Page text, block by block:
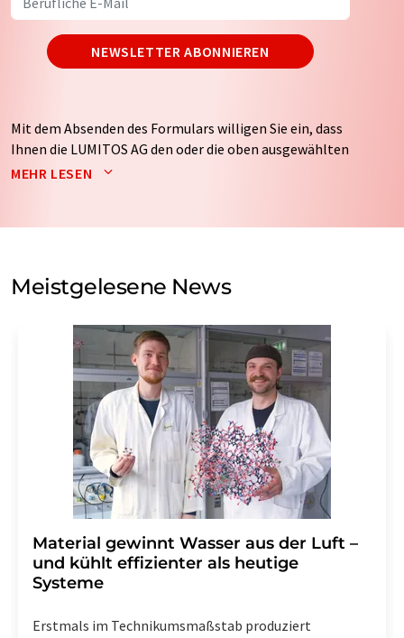
NEWSLETTER ABONNIEREN
Mit dem Absenden des Formulars willigen Sie ein, dass
Ihnen die LUMITOS AG den oder die oben ausgewählten
Newsletter per E-Mail zusendet. Ihre Daten werden
auf Basis unsererDatenschutzerklärung. LUMITOS darf
Meinungsforschung per E-Mail kontaktieren. Ihre
Einwilligung können Sie jederzeit ohne Angabe von
Str. 2, 12489 Berlin oder per E-Mail unter
widerruf@lumitos.commit Wirkung für die Zukunft
widerrufen. Zudem ist in jeder E-Mail ein Link zur
Abbestellung des entsprechenden Newsletters
enthalten.
MEHR LESEN
Meistgelesene News
Material gewinnt Wasser aus der Luft –
und kühlt effizienter als heutige
Systeme
Erstmals im Technikumsmaßstab produziert